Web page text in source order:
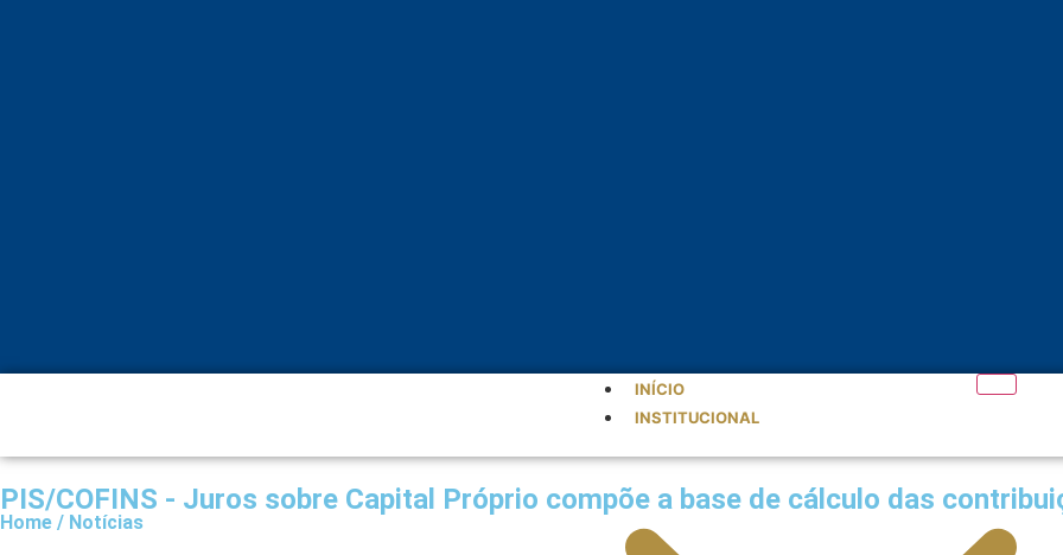
INÍCIO
INSTITUCIONAL
PIS/COFINS - Juros sobre Capital Próprio compõe a base de cálculo das
Home / Notícias